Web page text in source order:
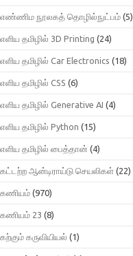
எண்ணிம நூலகத் தொழில்நுட்பம் (5)
எளிய தமிழில் 3D Printing (24)
எளிய தமிழில் Car Electronics (18)
எளிய தமிழில் CSS (6)
எளிய தமிழில் Generative AI (4)
எளிய தமிழில் Python (15)
எளிய தமிழில் பைத்தான் (4)
கட்டற்ற ஆன்டிராய்டு செயலிகள் (22)
கணியம் (970)
கணியம் 23 (8)
கற்கும் கருவியியல் (1)